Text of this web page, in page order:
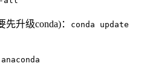
升级conda)：
conda update